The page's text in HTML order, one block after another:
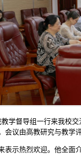
学督导组一行来我校
议由高教研究与教学
表示热烈欢迎。他全面